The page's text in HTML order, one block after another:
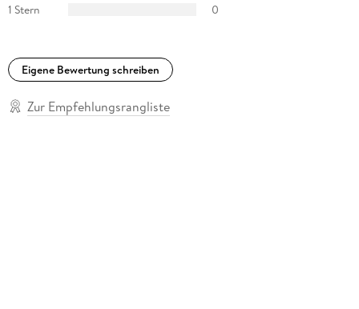
1 Stern
0
Eigene Bewertung schreiben
Zur Empfehlungsrangliste